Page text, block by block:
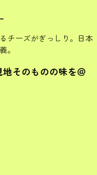
チーズがぎっしり。日本
。
そのものの味を＠